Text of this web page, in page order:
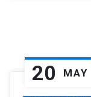
20 MAY